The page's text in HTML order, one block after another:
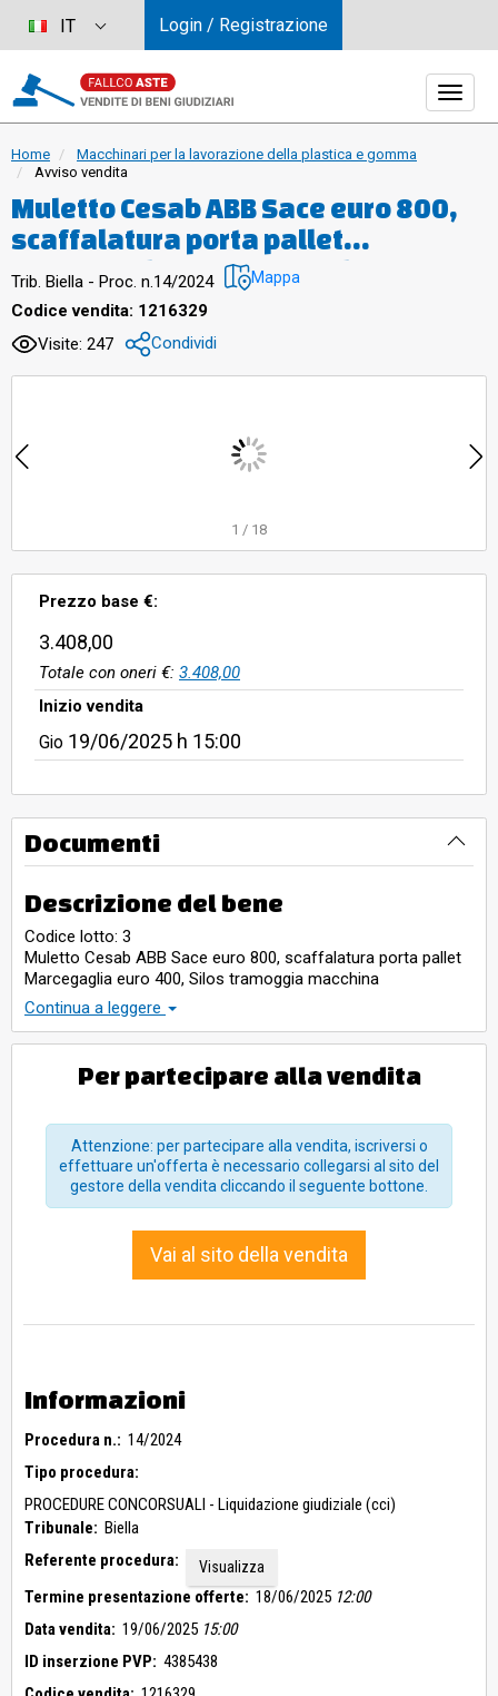
Home
Macchinari per la lavorazione della plastica e gomma
Avviso vendita
Muletto Cesab ABB Sace euro 800,
scaffalatura porta pallet
Marcegaglia euro 400, Silos
tramoggia macchina lavor.plastica
LSH500 euro 240, macchina lav.
Plastica LSH1000 euro 360, Silos
mescolatore granuli term
pesatore euro 160, scaffalature
euro 120, bilancia Macchi euro 80,
silos mescolatore euro 80,
tramoggia di carico euro 64,
stoccatore a timone Algecar euro
160, nr 2 transpallet manuale euro
80
Trib. Biella - Proc. n.14/2024 Mappa
Codice vendita: 1216329
Visite: 247
Condividi
1 / 18
Prezzo base €:
3.408,00
Totale con oneri €: 3.408,00
Inizio vendita
Gio 19/06/2025 h 15:00
Documenti
Descrizione del bene
Codice lotto: 3
Muletto Cesab ABB Sace euro 800, scaffalatura porta pallet
Marcegaglia euro 400, Silos tramoggia macchina
lavor.plastica LSH500 euro 240, macchina lav. Plastica
LSH1000 euro 360, Silos spigolo con tubo scarico euro 280,
sollevatore Algecar euro 200, mescolatore granuli term
Dongguan euro 280, transplallet pesatore euro 160,
scaffalature euro 120, bilancia Macchi euro 80, silos
stoccatore a timone Algecar euro 160, nr 2 transpallet
manuale euro 80, pesa Vemi euro 80, computer portatile e
telefonino A12 Galaxi euro 24
Continua a leggere
Per partecipare alla vendita
Attenzione: per partecipare alla vendita, iscriversi o
effettuare un'offerta è necessario collegarsi al sito del
gestore della vendita cliccando il seguente bottone.
Vai al sito della vendita
Informazioni
Procedura n.: 14/2024
Tipo procedura:
PROCEDURE CONCORSUALI - Liquidazione giudiziale (cci)
Tribunale: Biella
Referente procedura:
Visualizza
Termine presentazione offerte: 18/06/2025 12:00
Data vendita: 19/06/2025 15:00
ID inserzione PVP: 4385438
IT Login / Registrazione